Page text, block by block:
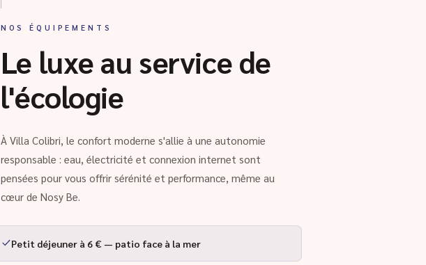
NOS ÉQUIPEMENTS
Le luxe au service de
l'écologie
À Villa Colibri, le confort moderne s'allie à une autonomie
responsable : eau, électricité et connexion internet sont
pensées pour vous offrir sérénité et performance, même au
cœur de Nosy Be.
Petit déjeuner à 6 € — patio face à la mer